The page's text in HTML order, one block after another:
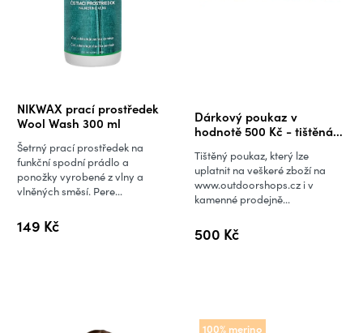
NIKWAX prací prostředek
Wool Wash 300 ml
Průměrné
hodnocení
produktu
je
5,0
5
149 Kč
Šetrný prací prostředek na
funkční spodní prádlo a
ponožky vyrobené z vlny a
vlněných směsí. Pere...
Dárkový poukaz v
hodnotě 500 Kč - tištěná
500 Kč
Tištěný poukaz, který lze
uplatnit na veškeré zboží na
www.outdoorshops.cz i v
kamenné prodejně...
100% merino